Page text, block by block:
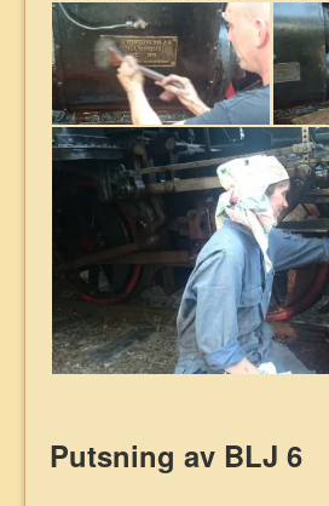
Putsning av BLJ 6